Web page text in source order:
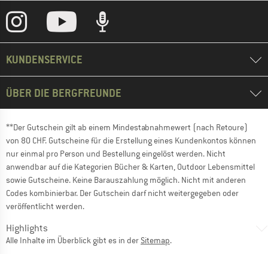
KUNDENSERVICE
ÜBER DIE BERGFREUNDE
**Der Gutschein gilt ab einem Mindestabnahmewert (nach Retoure)
von 80 CHF. Gutscheine für die Erstellung eines Kundenkontos können
nur einmal pro Person und Bestellung eingelöst werden. Nicht
anwendbar auf die Kategorien Bücher & Karten, Outdoor Lebensmittel
sowie Gutscheine. Keine Barauszahlung möglich. Nicht mit anderen
Codes kombinierbar. Der Gutschein darf nicht weitergegeben oder
veröffentlicht werden.
Highlights
Alle Inhalte im Überblick gibt es in der Sitemap.